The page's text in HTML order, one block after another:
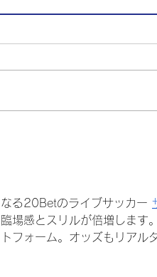
る20Betのライブサッカー
場感とスリルが倍増します
フォーム。オッズもリアル